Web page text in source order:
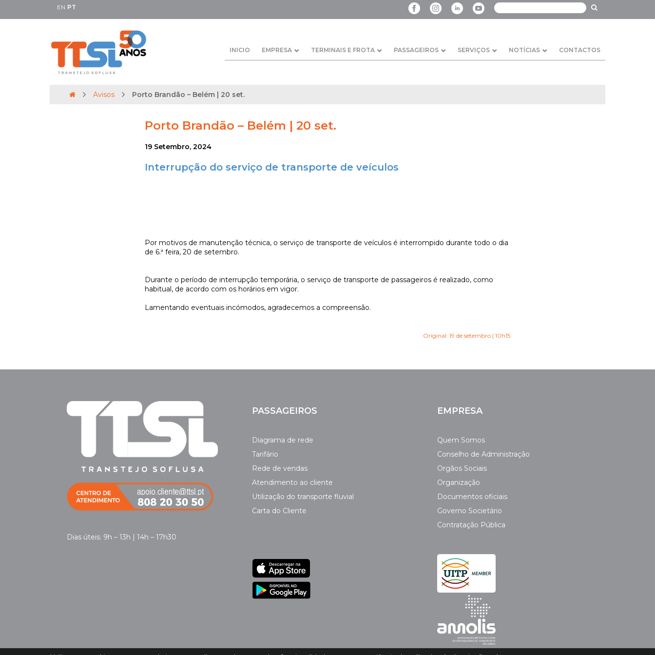
EN PT
INICIO EMPRESA TERMINAIS E FROTA PASSAGEIROS SERVIÇOS NOTÍCIAS CONTACTOS
Avisos Porto Brandão – Belém | 20 set.
Porto Brandão – Belém | 20 set.
19 Setembro, 2024
Interrupção do serviço de transporte de veículos
Por motivos de manutenção técnica, o serviço de transporte de veículos é interrompido durante todo o dia
de 6.ª feira, 20 de setembro.
Durante o período de interrupção temporária, o serviço de transporte de passageiros é realizado, como
habitual, de acordo com os horários em vigor.
Lamentando eventuais incómodos, agradecemos a compreensão.
Original: 19 de setembro | 10h15
Dias úteis: 9h – 13h | 14h – 17h30
PASSAGEIROS
Diagrama de rede
Tarifário
Rede de vendas
Atendimento ao cliente
Utilização do transporte fluvial
Carta do Cliente
EMPRESA
Quem Somos
Conselho de Administração
Orgãos Sociais
Organização
Documentos oficiais
Governo Societário
Contratação Pública